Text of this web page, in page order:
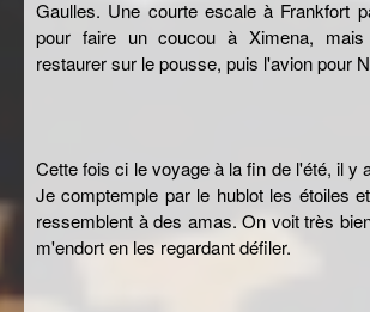
Gaulles. Une courte escale à Frankfort
pour faire un coucou à Ximena,
restaurer sur le pousse, puis l'avion pour
Cette fois ci le voyage à la fin de l'été, il y
Je comptemple par le hublot les étoiles
ressemblent à des amas. On voit très
m'endort en les regardant défiler.